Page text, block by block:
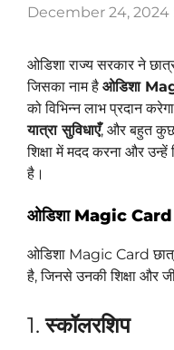
December 24, 2024
ओडिशा राज्य सरकार ने
जिसका नाम है ओडिशा
को विभिन्न लाभ प्रदान
यात्रा सुविधाएँ, और बहुत
शिक्षा में मदद करना और उन्हें
है।
ओडिशा Magic Card
ओडिशा Magic Card
है, जिनसे उनकी शिक्षा और
1.स्कॉलरशिप